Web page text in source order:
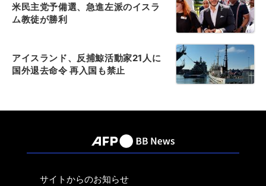
米民主党予備選、急進左派のイスラ
ム教徒が勝利
アイスランド、反捕鯨活動家21人に
国外退去命令 再入国も禁止
サイトからのお知らせ